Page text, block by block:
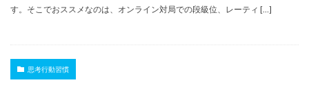
す。そこでおススメなのは、オンライン対局での段級位、レーティ […]
思考行動習慣